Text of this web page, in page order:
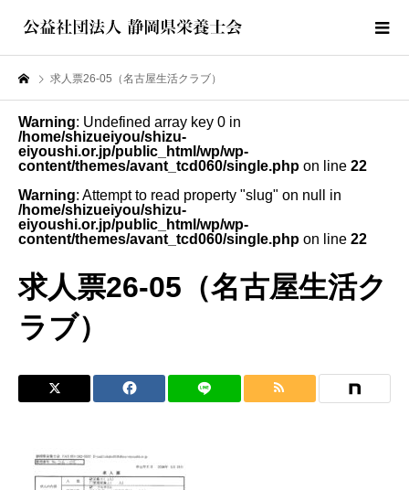
求人票26-05（名古屋生活クラブ）
Warning: Undefined array key 0 in
/home/shizueiyou/shizu-
eiyoushi.or.jp/public_html/wp/wp-
content/themes/avant_tcd060/single.php on line 22
Warning: Attempt to read property "slug" on null in
/home/shizueiyou/shizu-
eiyoushi.or.jp/public_html/wp/wp-
content/themes/avant_tcd060/single.php on line 22
求人票26-05（名古屋生活ク
ラブ）